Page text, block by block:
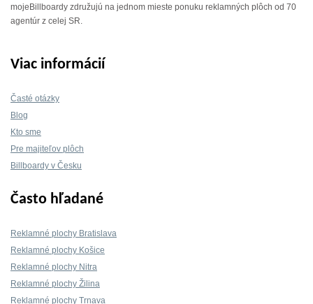
mojeBillboardy združujú na jednom mieste ponuku reklamných plôch od 70
agentúr z celej SR.
Viac informácií
Časté otázky
Blog
Kto sme
Pre majiteľov plôch
Billboardy v Česku
Často hľadané
Reklamné plochy Bratislava
Reklamné plochy Košice
Reklamné plochy Nitra
Reklamné plochy Žilina
Reklamné plochy Trnava